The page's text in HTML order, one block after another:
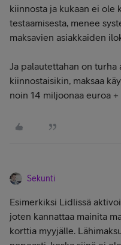
kiinnosta ja kukaan ei
testaamisesta, menee
maksavien asiakkaiden
Ja palautettahan on turha
kiinnostaisikin, maksaa
noin 14 miljoonaa euroa
Sekunti
Esimerkiksi Lidlissä
joten kannattaa mainita
korttia myyjälle.